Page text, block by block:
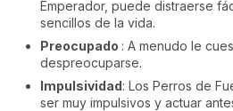
Emperador, puede distraerse
sencillos de la vida.
Preocupado : A menudo le
despreocuparse.
Impulsividad: Los Perros de
ser muy impulsivos y actuar